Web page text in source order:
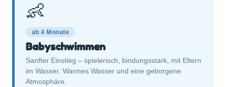
👶
ab 4 Monate
Babyschwimmen
Sanfter Einstieg – spielerisch, bindungsstark, mit Eltern
im Wasser. Warmes Wasser und eine geborgene
Atmosphäre.